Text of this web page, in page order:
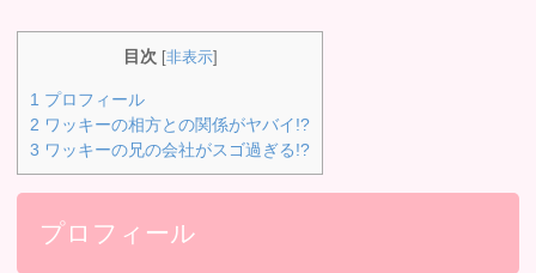
目次 [非表示]
1 プロフィール
2 ワッキーの相方との関係がヤバイ!?
3 ワッキーの兄の会社がスゴ過ぎる!?
プロフィール